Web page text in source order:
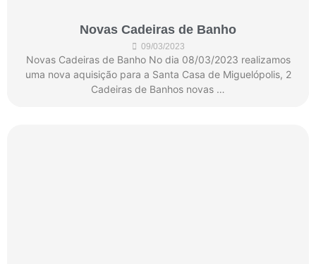
Novas Cadeiras de Banho
09/03/2023
Novas Cadeiras de Banho No dia 08/03/2023 realizamos
uma nova aquisição para a Santa Casa de Miguelópolis, 2
Cadeiras de Banhos novas …